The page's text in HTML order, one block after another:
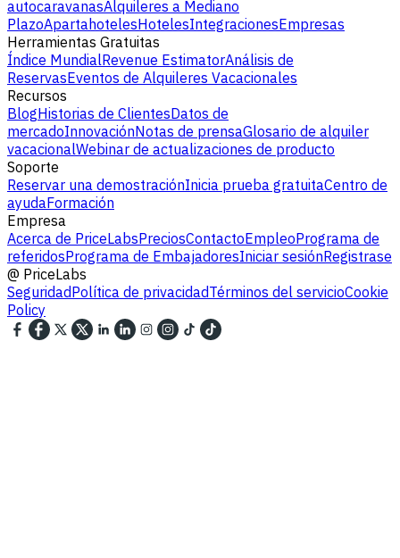
autocaravanasAlquileres a Mediano
PlazoApartahotelesHotelesIntegracionesEmpresas
Herramientas Gratuitas
Índice MundialRevenue EstimatorAnálisis de
ReservasEventos de Alquileres Vacacionales
Recursos
BlogHistorias de ClientesDatos de
mercadoInnovaciónNotas de prensaGlosario de alquiler
vacacionalWebinar de actualizaciones de producto
Soporte
Reservar una demostraciónInicia prueba gratuitaCentro de
ayudaFormación
Empresa
Acerca de PriceLabsPreciosContactoEmpleoPrograma de
referidosPrograma de EmbajadoresIniciar sesiónRegistrase
@ PriceLabs
SeguridadPolítica de privacidadTérminos del servicioCookie
Policy